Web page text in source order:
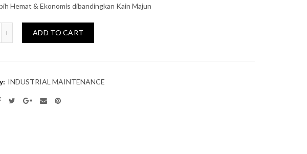
Hemat & Ekonomis dibandingkan Kain Majun
ADD TO CART
INDUSTRIAL MAINTENANCE